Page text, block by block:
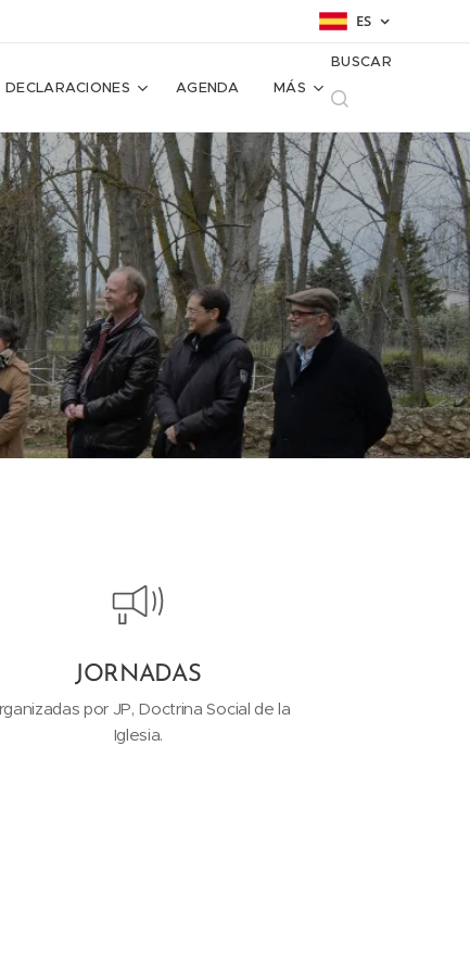
ES
DECLARACIONES AGENDA MÁS
BUSCAR
JORNADAS
por JP, Doctrina Social de la
Iglesia.